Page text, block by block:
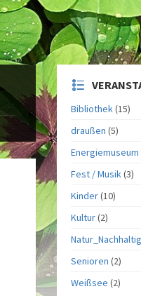
Bibliothek(15)
draußen (5)
Energiemuseum
Fest / Musik(3)
Kinder(10)
Kultur(2)
Natur_Nachhaltig
Senioren (2)
Weißsee (2)